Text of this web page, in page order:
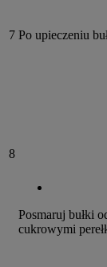
7 Po upieczeniu
8
Posmaruj bułki
cukrowymi